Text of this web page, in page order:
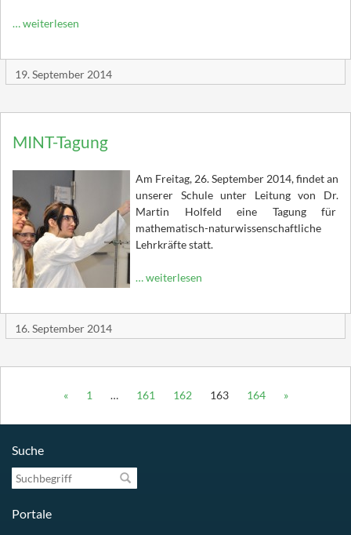
… weiterlesen
19. September 2014
MINT-Tagung
Am Freitag, 26. September 2014, findet an
unserer Schule unter Leitung von Dr.
Martin Holfeld eine Tagung für
mathematisch-naturwissenschaftliche
Lehrkräfte statt.
… weiterlesen
16. September 2014
« 1 … 161 162 163 164 »
Suche
Suchbegriff
Portale